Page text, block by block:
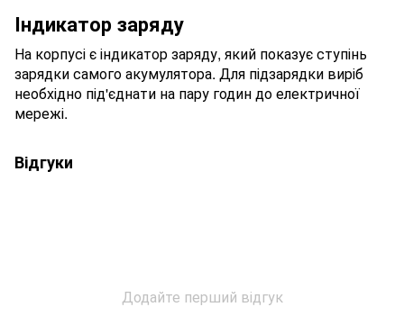
Індикатор заряду
На корпусі є індикатор заряду, який показує ступінь
зарядки самого акумулятора. Для підзарядки виріб
необхідно під'єднати на пару годин до електричної
мережі.
Відгуки
Додайте перший відгук